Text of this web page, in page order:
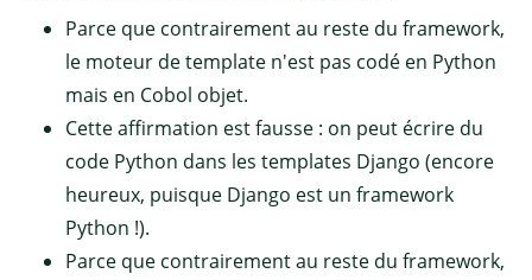
Parce que contrairement au reste du framework,
le moteur de template n'est pas codé en Python
mais en Cobol objet.
Cette affirmation est fausse : on peut écrire du
code Python dans les templates Django (encore
heureux, puisque Django est un framework
Python !).
Parce que contrairement au reste du framework,